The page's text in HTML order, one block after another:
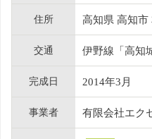
住所 高知県 高知市
交通 伊野線「高知
完成日 2014年3月
事業者 有限会社エク